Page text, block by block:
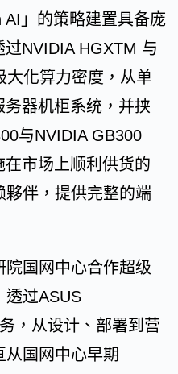
AI」的策略建置具备庞
NVIDIA HGXTM 与
大化算力密度，从单
器机柜系统，并挟
与NVIDIA GB300
市场上顺利供货的
夥伴，提供完整的端
国网中心合作超级
透过ASUS
，从设计、部署到营
从国网中心早期